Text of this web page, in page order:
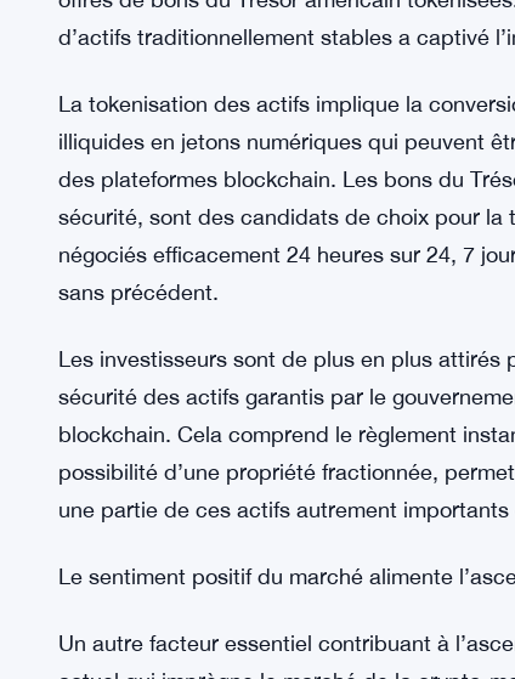
Trésor américain dans la sphère blockchain,
voies pour les investisseurs, mais a
La curiosité croissante entourant les offres
L’un des principaux catalyseurs de la
offres de bons du Trésor américain
d’actifs traditionnellement stables a captivé
La tokenisation des actifs implique la
illiquides en jetons numériques qui peuvent
des plateformes blockchain. Les bons du
sécurité, sont des candidats de choix pour
négociés efficacement 24 heures sur 24, 7
sécurité des actifs garantis par le